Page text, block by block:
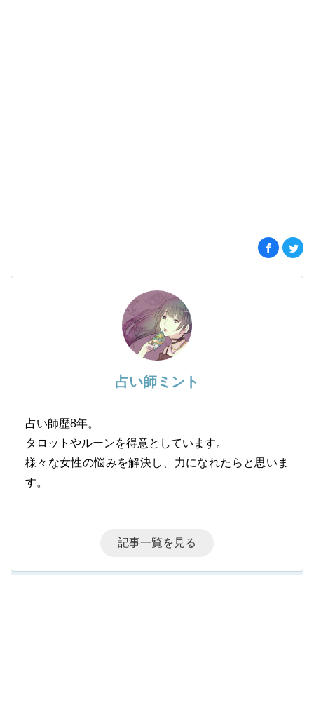
占い師ミント
占い師歴8年。
タロットやルーンを得意としています。
様々な女性の悩みを解決し、力になれたらと思いま
す。
記事一覧を見る